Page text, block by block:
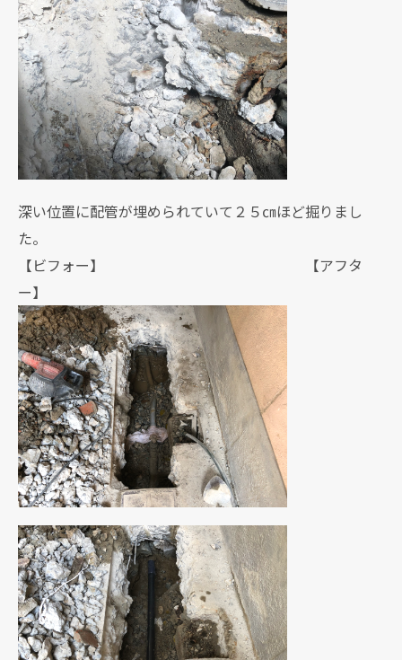
深い位置に配管が埋められていて２５㎝ほど掘りまし
た。
【ビフォー】 【アフタ
ー】